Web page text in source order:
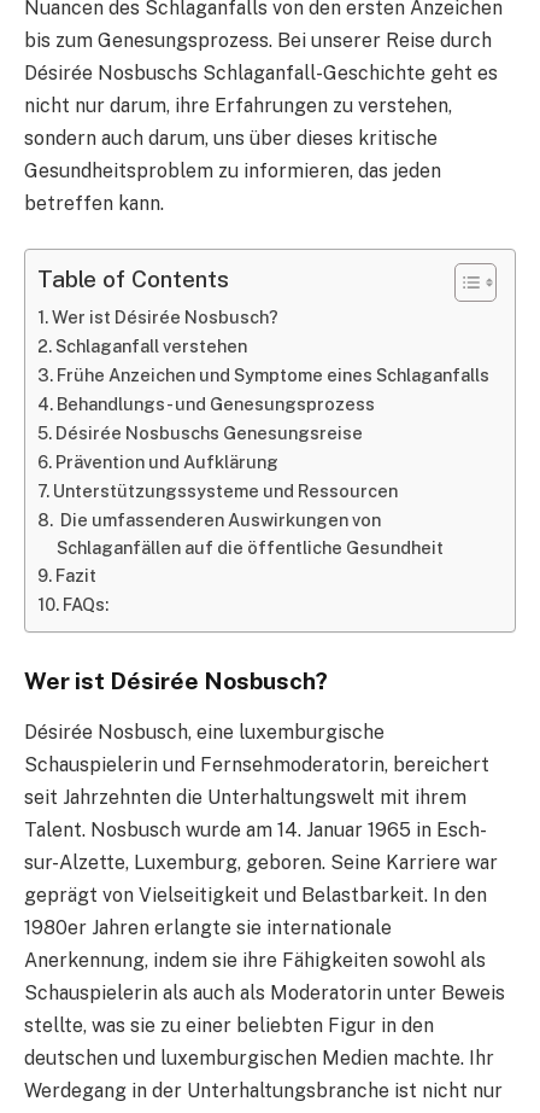
Nuancen des Schlaganfalls von den ersten Anzeichen
bis zum Genesungsprozess. Bei unserer Reise durch
Désirée Nosbuschs Schlaganfall-Geschichte geht es
nicht nur darum, ihre Erfahrungen zu verstehen,
sondern auch darum, uns über dieses kritische
Gesundheitsproblem zu informieren, das jeden
betreffen kann.
Table of Contents
Wer ist Désirée Nosbusch?
Schlaganfall verstehen
Frühe Anzeichen und Symptome eines Schlaganfalls
Behandlungs- und Genesungsprozess
Désirée Nosbuschs Genesungsreise
Prävention und Aufklärung
Unterstützungssysteme und Ressourcen
Die umfassenderen Auswirkungen von
Schlaganfällen auf die öffentliche Gesundheit
Fazit
FAQs:
Wer ist Désirée Nosbusch?
Désirée Nosbusch, eine luxemburgische
Schauspielerin und Fernsehmoderatorin, bereichert
seit Jahrzehnten die Unterhaltungswelt mit ihrem
Talent. Nosbusch wurde am 14. Januar 1965 in Esch-
sur-Alzette, Luxemburg, geboren. Seine Karriere war
geprägt von Vielseitigkeit und Belastbarkeit. In den
1980er Jahren erlangte sie internationale
Anerkennung, indem sie ihre Fähigkeiten sowohl als
Schauspielerin als auch als Moderatorin unter Beweis
stellte, was sie zu einer beliebten Figur in den
deutschen und luxemburgischen Medien machte. Ihr
Werdegang in der Unterhaltungsbranche ist nicht nur